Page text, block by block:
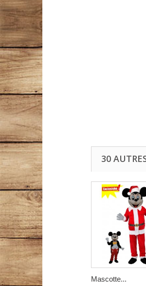
30
Mascotte...